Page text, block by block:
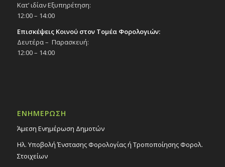
Κατ’ ιδίαν Εξυπηρέτηση:
12:00 – 14:00
Επισκέψεις Κοινού στον Τομέα Φορολογιών:
Δευτέρα – Παρασκευή:
12:00 – 14:00
ΕΝΗΜΕΡΩΣΗ
Άμεση Ενημέρωση Δημοτών
Ηλ. Υποβολή Ένστασης Φορολογίας ή Τροποποίησης Φορολ.
Στοιχείων